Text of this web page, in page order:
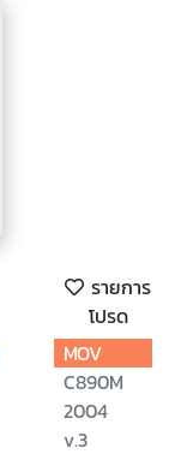
รายการ
โปรด
MOV
C890M
2004
v.3